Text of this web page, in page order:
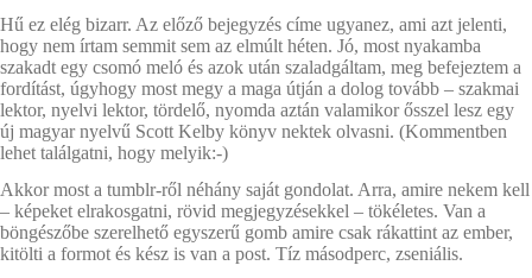
Hű ez elég bizarr. Az előző bejegyzés címe ugyanez, ami azt jelenti,
hogy nem írtam semmit sem az elmúlt héten. Jó, most nyakamba
szakadt egy csomó meló és azok után szaladgáltam, meg befejeztem a
fordítást, úgyhogy most megy a maga útján a dolog tovább – szakmai
lektor, nyelvi lektor, tördelő, nyomda aztán valamikor ősszel lesz egy
új magyar nyelvű Scott Kelby könyv nektek olvasni. (Kommentben
lehet találgatni, hogy melyik:-)
Akkor most a tumblr-ről néhány saját gondolat. Arra, amire nekem kell
– képeket elrakosgatni, rövid megjegyzésekkel – tökéletes. Van a
böngészőbe szerelhető egyszerű gomb amire csak rákattint az ember,
kitölti a formot és kész is van a post. Tíz másodperc, zseniális.